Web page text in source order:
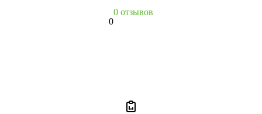
0
0 отзывов